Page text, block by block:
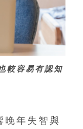
較容易有認知
晚年失智與